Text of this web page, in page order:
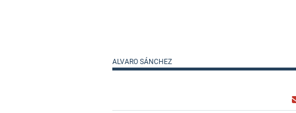
ALVARO SÁNCHEZ